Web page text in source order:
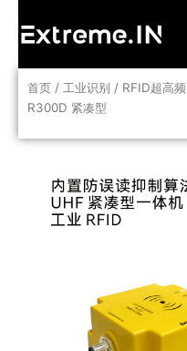
首页 / 工业识别 / RFID超高频
R300D 紧凑型